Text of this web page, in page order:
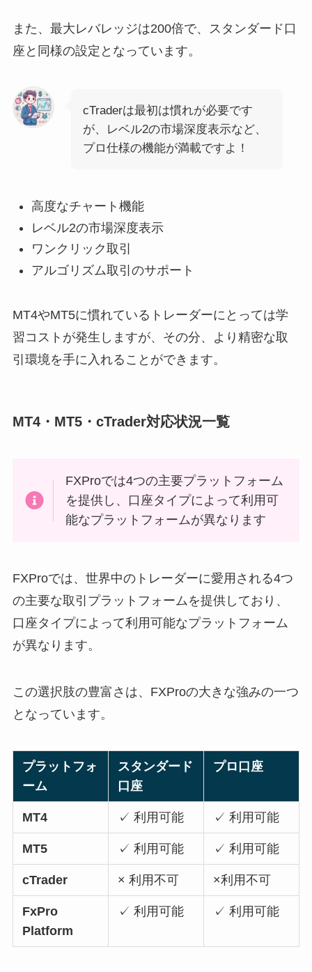
また、最大レバレッジは200倍で、スタンダード口
座と同様の設定となっています。
cTraderは最初は慣れが必要です
が、レベル2の市場深度表示など、
プロ仕様の機能が満載ですよ！
高度なチャート機能
レベル2の市場深度表示
ワンクリック取引
アルゴリズム取引のサポート
MT4やMT5に慣れているトレーダーにとっては学
習コストが発生しますが、その分、より精密な取
引環境を手に入れることができます。
MT4・MT5・cTrader対応状況一覧
FXProでは4つの主要プラットフォーム
を提供し、口座タイプによって利用可
能なプラットフォームが異なります
FXProでは、世界中のトレーダーに愛用される4つ
の主要な取引プラットフォームを提供しており、
口座タイプによって利用可能なプラットフォーム
が異なります。
この選択肢の豊富さは、FXProの大きな強みの一つ
となっています。
プラットフォ
ーム
スタンダード
口座
プロ口座
MT4 ✓ 利用可能 ✓ 利用可能
MT5 ✓ 利用可能 ✓ 利用可能
cTrader × 利用不可 ×利用不可
FxPro
Platform
✓ 利用可能 ✓ 利用可能